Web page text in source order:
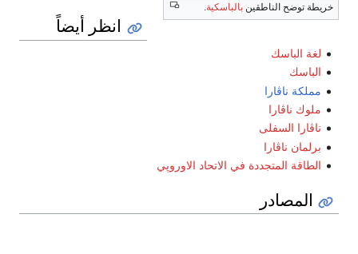
خريطة توضح الناطقين بالباسكية
انظر أيضاً
لغة الباسك
الباسك
مملكة ناڤارا
ملوك ناڤارا
ناڤارا السفلى
برلمان ناڤارا
الطاقة المتجددة في الاتحاد الاوروپي
المصادر